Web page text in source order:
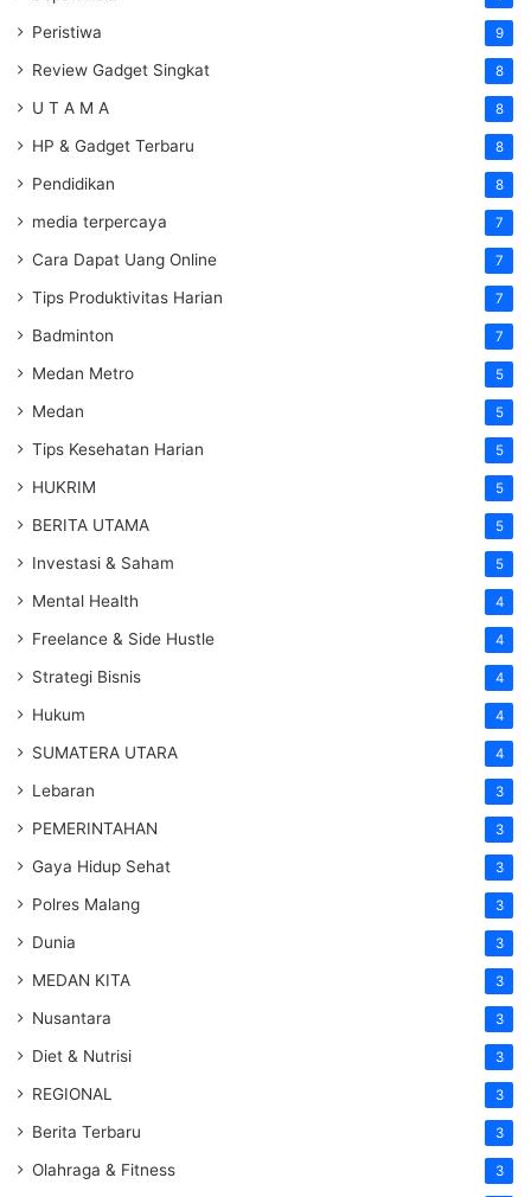
Peristiwa 9
Review Gadget Singkat 8
U T A M A 8
HP & Gadget Terbaru 8
Pendidikan 8
media terpercaya 7
Cara Dapat Uang Online 7
Tips Produktivitas Harian 7
Badminton 7
Medan Metro 5
Medan 5
Tips Kesehatan Harian 5
HUKRIM 5
BERITA UTAMA 5
Investasi & Saham 5
Mental Health 4
Freelance & Side Hustle 4
Strategi Bisnis 4
Hukum 4
SUMATERA UTARA 4
Lebaran 3
PEMERINTAHAN 3
Gaya Hidup Sehat 3
Polres Malang 3
Dunia 3
MEDAN KITA 3
Nusantara 3
Diet & Nutrisi 3
REGIONAL 3
Berita Terbaru 3
Olahraga & Fitness 3